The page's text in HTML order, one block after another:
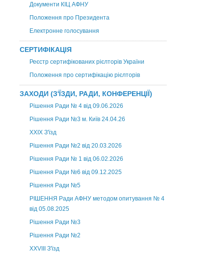
Документи КІЦ АФНУ
Положення про Президента
Електронне голосування
СЕРТИФІКАЦІЯ
Реєстр сертифікованих рієлторів України
Положення про сертифікацію рієлторів
ЗАХОДИ (З'ЇЗДИ, РАДИ, КОНФЕРЕНЦІЇ)
Рішення Ради № 4 від 09.06.2026
Рішення Ради №3 м. Київ 24.04.26
XXІХ З'їзд
Рішення Ради №2 від 20.03.2026
Рішення Ради № 1 від 06.02.2026
Рішення Ради №6 від 09.12.2025
Рішення Ради №5
РІШЕННЯ Ради АФНУ методом опитування № 4
від 05.08.2025
Рішення Ради №3
Рішення Ради №2
XXVIII З'їзд